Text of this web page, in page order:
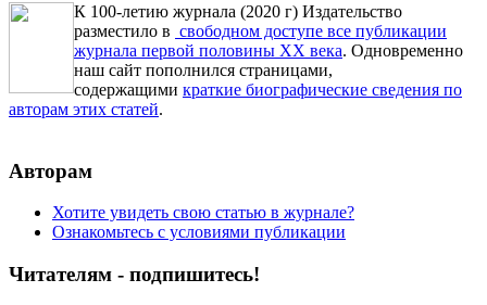
К 100-летию журнала (2020 г) Издательство
разместило в свободном доступе все публикации
журнала первой половины ХХ века. Одновременно
наш сайт пополнился страницами,
содержащими краткие биографические сведения по
авторам этих статей.
Авторам
Хотите увидеть свою статью в журнале?
Ознакомьтесь с условиями публикации
Читателям - подпишитесь!